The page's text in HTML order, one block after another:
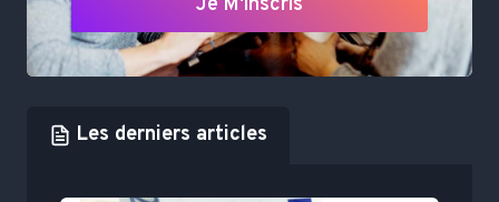
Je M'inscris
Les derniers articles